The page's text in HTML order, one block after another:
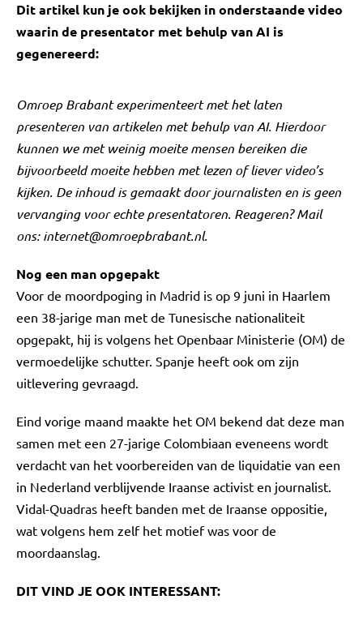
Dit artikel kun je ook bekijken in onderstaande video
waarin de presentator met behulp van AI is
gegenereerd:
Omroep Brabant experimenteert met het laten
presenteren van artikelen met behulp van AI. Hierdoor
kunnen we met weinig moeite mensen bereiken die
bijvoorbeeld moeite hebben met lezen of liever video’s
kijken. De inhoud is gemaakt door journalisten en is geen
vervanging voor echte presentatoren. Reageren? Mail
ons:internet@omroepbrabant.nl.
Nog een man opgepakt
Voor de moordpoging in Madrid is op 9 juni in Haarlem
een 38-jarige man met de Tunesische nationaliteit
opgepakt, hij is volgens het Openbaar Ministerie (OM) de
vermoedelijke schutter. Spanje heeft ook om zijn
uitlevering gevraagd.
Eind vorige maand maakte het OM bekend dat deze man
samen met een 27-jarige Colombiaan eveneens wordt
verdacht van het voorbereiden van de liquidatie van een
in Nederland verblijvende Iraanse activist en journalist.
Vidal-Quadras heeft banden met de Iraanse oppositie,
wat volgens hem zelf het motief was voor de
moordaanslag.
DIT VIND JE OOK INTERESSANT: